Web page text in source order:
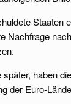
Staaten
Nachfrage
haben
der Euro-